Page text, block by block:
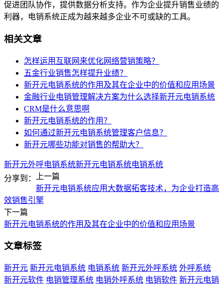
促进团队协作，提供数据分析支持。作为企业提升销售业绩的
利器，电销系统正成为越来越多企业不可或缺的工具。
相关文章
怎样运用互联网来优化网络营销策略？
五金行业销售怎样提升业绩？
新开元电销系统的作用及其在企业中的价值和应用场景
金融行业电销管理解决方案为什么选择新开元电销系统
CRM是什么意思啊
新开元电销系统的作用？
如何通过新开元电销系统管理客户信息？
新开元哪些功能对销售的帮助大？
新开元外呼电销系统新开元电销系统电销系统
分享到：
上一篇
新开元电销系统应用大数据拓客技术，为企业打造高
效销售引擎
下一篇
新开元电销系统的作用及其在企业中的价值和应用场景
文章标签
新开元 新开元电销系统 电销系统 新开元外呼系统 外呼系统
新开元软件 电销管理系统 电销外呼系统 电销软件 新开元电销